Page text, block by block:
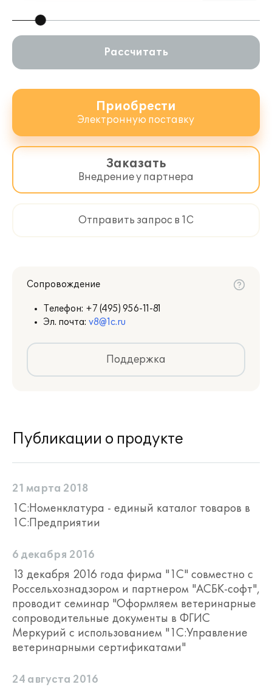
Рассчитать
Приобрести
Электронную поставку
Заказать
Внедрение у партнера
Отправить запрос в 1С
Сопровождение
Телефон: +7 (495) 956-11-81
Эл. почта: v8@1c.ru
Поддержка
Публикации о продукте
21 марта 2018
1С:Номенклатура - единый каталог товаров в
1С:Предприятии
6 декабря 2016
13 декабря 2016 года фирма "1С" совместно с
Россельхознадзором и партнером "АСБК-софт",
проводит семинар "Оформляем ветеринарные
сопроводительные документы в ФГИС
Меркурий с использованием "1С:Управление
ветеринарными сертификатами"
24 августа 2016